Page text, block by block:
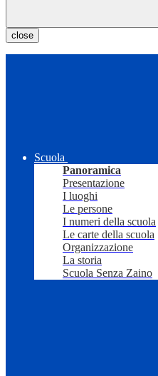
close
Scuola
Panoramica
Presentazione
I luoghi
Le persone
I numeri della scuola
Le carte della scuola
Organizzazione
La storia
Scuola Senza Zaino